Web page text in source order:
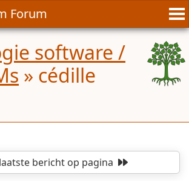
Forum
software /
» cédille
berichtop pagina